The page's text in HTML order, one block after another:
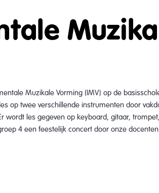
Muzikale Vorming (IMV) op de
op twee verschillende instrumenten door
wordt les gegeven op keyboard, gitaar,
4 een feestelijk concert door onze